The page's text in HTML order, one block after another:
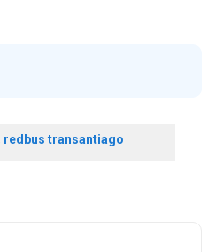
redbus transantiago